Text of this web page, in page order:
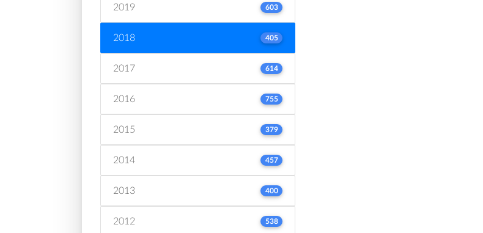
2019 603
2018 405
2017 614
2016 755
2015 379
2014 457
2013 400
2012 538